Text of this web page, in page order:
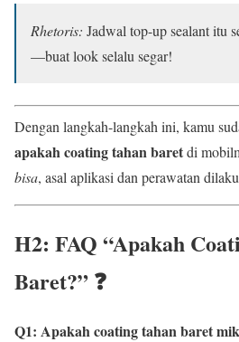
Rhetoris: Jadwal top-up sealant itu
—buat look selalu segar!
Dengan langkah-langkah ini, kamu
apakah coating tahan baretdi
bisa, asal aplikasi dan perawatan
H2: FAQ “Apakah
Baret?” ❓
Q1: Apakah coating tahan baret